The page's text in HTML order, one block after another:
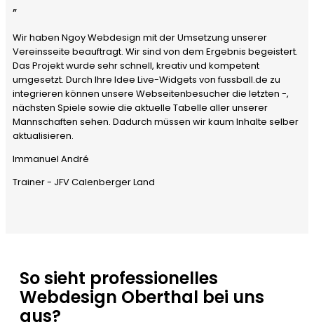
”
Wir haben Ngoy Webdesign mit der Umsetzung unserer
Vereinsseite beauftragt. Wir sind von dem Ergebnis begeistert.
Das Projekt wurde sehr schnell, kreativ und kompetent
umgesetzt. Durch Ihre Idee Live-Widgets von fussball.de zu
integrieren können unsere Webseitenbesucher die letzten -,
nächsten Spiele sowie die aktuelle Tabelle aller unserer
Mannschaften sehen. Dadurch müssen wir kaum Inhalte selber
aktualisieren.
Immanuel André
Trainer - JFV Calenberger Land
So sieht professionelles
Webdesign Oberthal bei uns
aus?